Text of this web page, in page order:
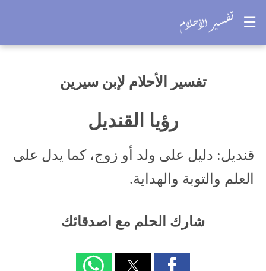
☰
تفسير الأحلام لإبن سيرين
رؤيا القنديل
قنديل: دليل على ولد أو زوج، كما يدل على
العلم والتوبة والهداية.
شارك الحلم مع اصدقائك